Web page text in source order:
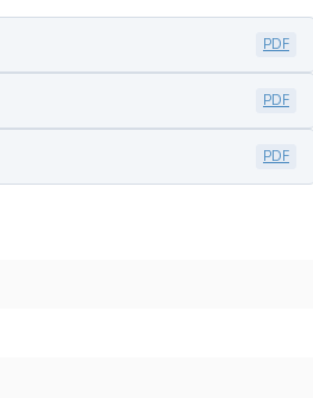
PDF
PDF
PDF